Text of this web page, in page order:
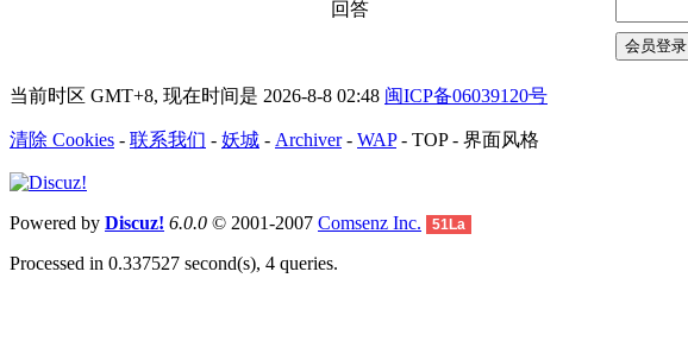
回答
会员登录
当前时区 GMT+8, 现在时间是 2026-8-8 02:48 闽ICP备06039120号
清除 Cookies - 联系我们 - 妖城 - Archiver- WAP- TOP- 界面风格
Powered by Discuz! 6.0.0 © 2001-2007 Comsenz Inc. 51La
Processed in 0.337527 second(s), 4 queries.